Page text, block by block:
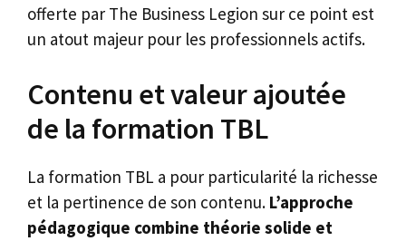
offerte par The Business Legion sur ce point est
un atout majeur pour les professionnels actifs.
Contenu et valeur ajoutée
de la formation TBL
La formation TBL a pour particularité la richesse
et la pertinence de son contenu. L’approche
pédagogique combine théorie solide et